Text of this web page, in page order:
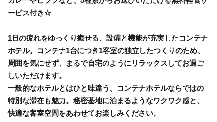
ービス付き☆
1日の疲れをゆっくり癒せる、設備と機能が充実したコンテナ
ホテル。コンテナ1台につき1客室の独立したつくりのため、
周囲を気にせず、まるで自宅のようにリラックスしてお過ご
しいただけます。
一般的なホテルとはひと味違う、コンテナホテルならではの
特別な滞在も魅力。秘密基地に泊まるようなワクワク感と、
快適な客室空間をあわせてお楽しみください。